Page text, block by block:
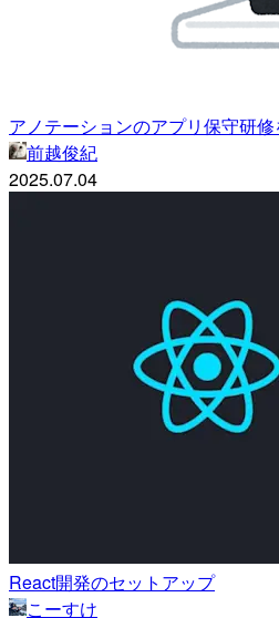
アノテーションのアプリ保守研
前越俊紀
2025.07.04
React開発のセットアップ
こーすけ